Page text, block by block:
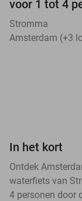
voor 1 tot 4
Stromma
Amsterdam (+3
In het kort
Ontdek
waterfiets van
4 personen door